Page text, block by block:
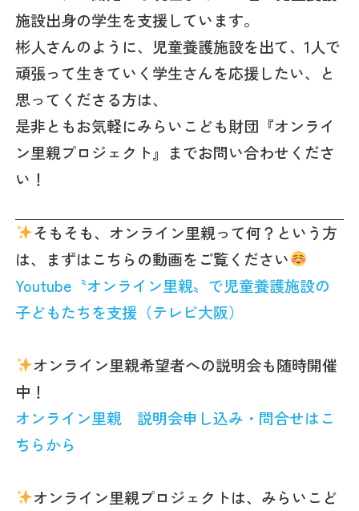
施設出身の学生を支援しています。
彬人さんのように、児童養護施設を出て、1人で
頑張って生きていく学生さんを応援したい、と
思ってくださる方は、
是非ともお気軽にみらいこども財団『オンライ
ン里親プロジェクト』までお問い合わせくださ
い！
そもそも、オンライン里親って何？という方
は、まずはこちらの動画をご覧ください
Youtube〝オンライン里親〟で児童養護施設の
子どもたちを支援（テレビ大阪）
オンライン里親希望者への説明会も随時開催
中！
オンライン里親 説明会申し込み・問合せはこ
ちらから
オンライン里親プロジェクトは、みらいこど